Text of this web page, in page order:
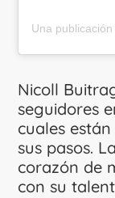
Nicoll
seguidores
cuales
sus pasos.
corazón de
con su